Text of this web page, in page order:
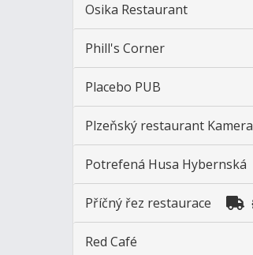
Osika Restaurant
Phill's Corner
Placebo PUB
Plzeňský restaurant Kamera
Potrefená Husa Hybernská
Příčný řez restaurace
Red Café